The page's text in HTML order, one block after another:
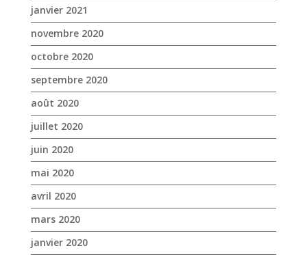
juillet 2020
juin 2020
mai 2020
avril 2020
mars 2020
janvier 2020
décembre 2019
novembre 2019
octobre 2019
septembre 2019
août 2019